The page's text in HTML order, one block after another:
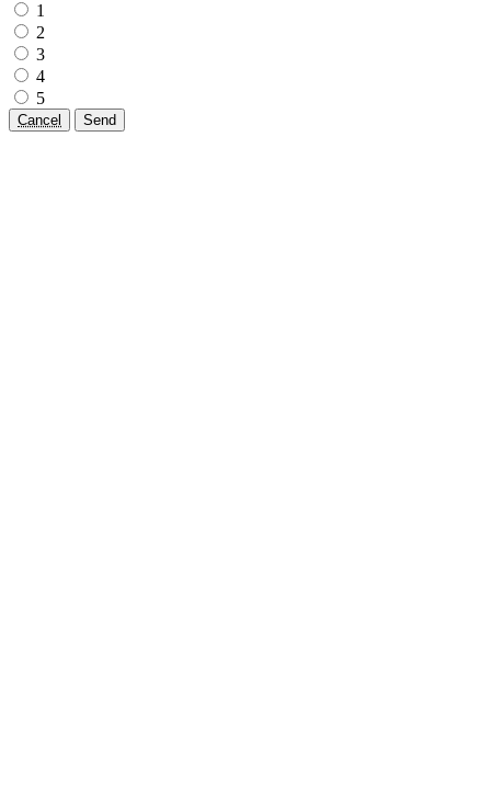
1
2
3
4
5
Cancel Send